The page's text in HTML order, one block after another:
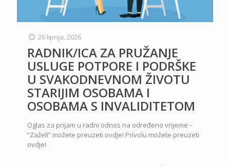
26 lipnja, 2026
RADNIK/ICA ZA PRUŽANJE
USLUGE POTPORE I PODRŠKE
U SVAKODNEVNOM ŽIVOTU
STARIJIM OSOBAMA I
OSOBAMA S INVALIDITETOM
Oglas za prijam u radni odnos na određeno vrijeme –
“Zaželi” možete preuzeti ovdje! Privolu možete preuzeti
ovdje!